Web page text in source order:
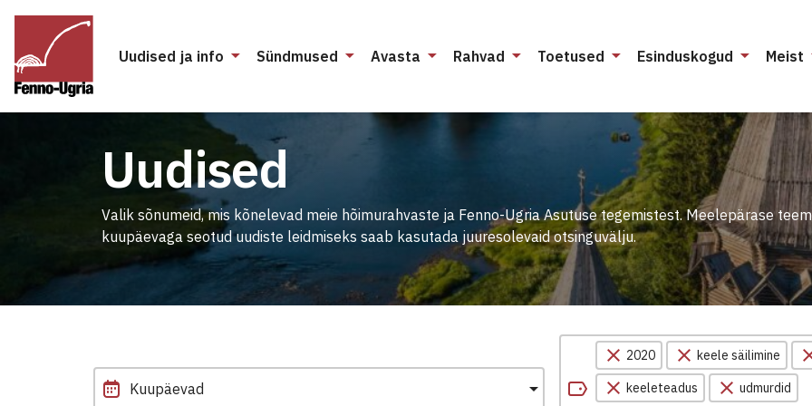
Uudised ja info Sündmused Avasta Rahvad Toetused Esinduskogud Meist
Uudised
Valik sõnumeid, mis kõnelevad meie hõimurahvaste ja Fenno-Ugria Asutuse tegemistest. Meelepärase
kuupäevaga seotud uudiste leidmiseks saab kasutada juuresolevaid otsinguvälju.
2020 keele säilimine
keeleteadus
udmurdid